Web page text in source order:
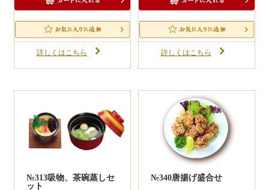
詳しくはこちら 詳しくはこちら
№313吸物、茶碗蒸しセ
ット
№340唐揚げ盛合せ